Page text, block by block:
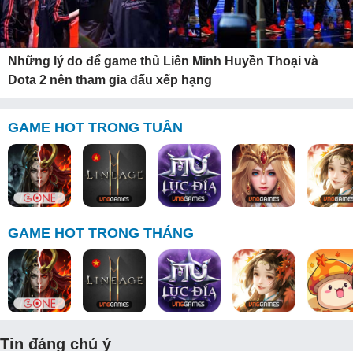
Những lý do để game thủ Liên Minh Huyền Thoại và
Dota 2 nên tham gia đấu xếp hạng
GAME HOT TRONG TUẦN
GAME HOT TRONG THÁNG
Tin đáng chú ý